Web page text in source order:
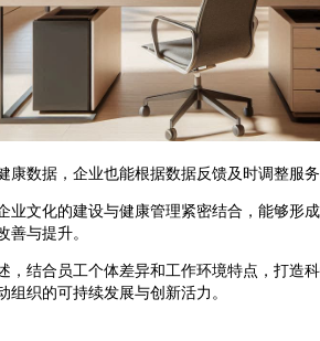
康数据，企业也能根据数据反馈及时调整服
业文化的建设与健康管理紧密结合，能够形
善与提升。
，结合员工个体差异和工作环境特点，打造
组织的可持续发展与创新活力。